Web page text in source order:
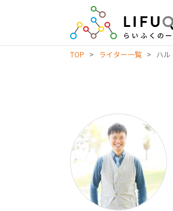
TOP > ライター一覧 > ハル